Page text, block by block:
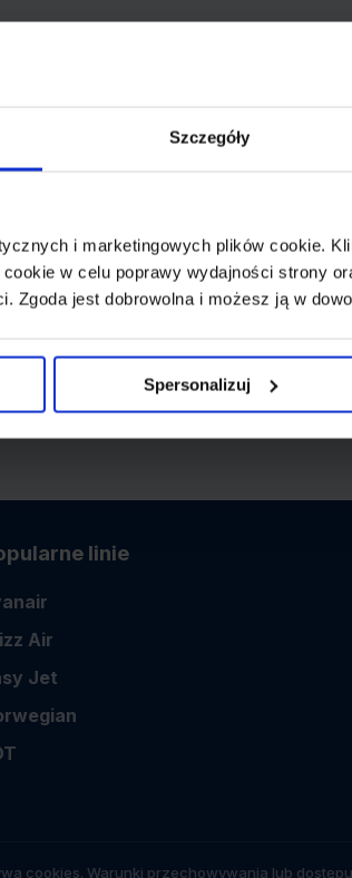
Szczegóły
i marketingowych plików cookie.
w celu poprawy wydajności strony
Zgoda jest dobrowolna i możesz ją w
Spersonalizuj
lub telefoniczna
linie
Air
Jet
cookies. Warunki przechowywania lub